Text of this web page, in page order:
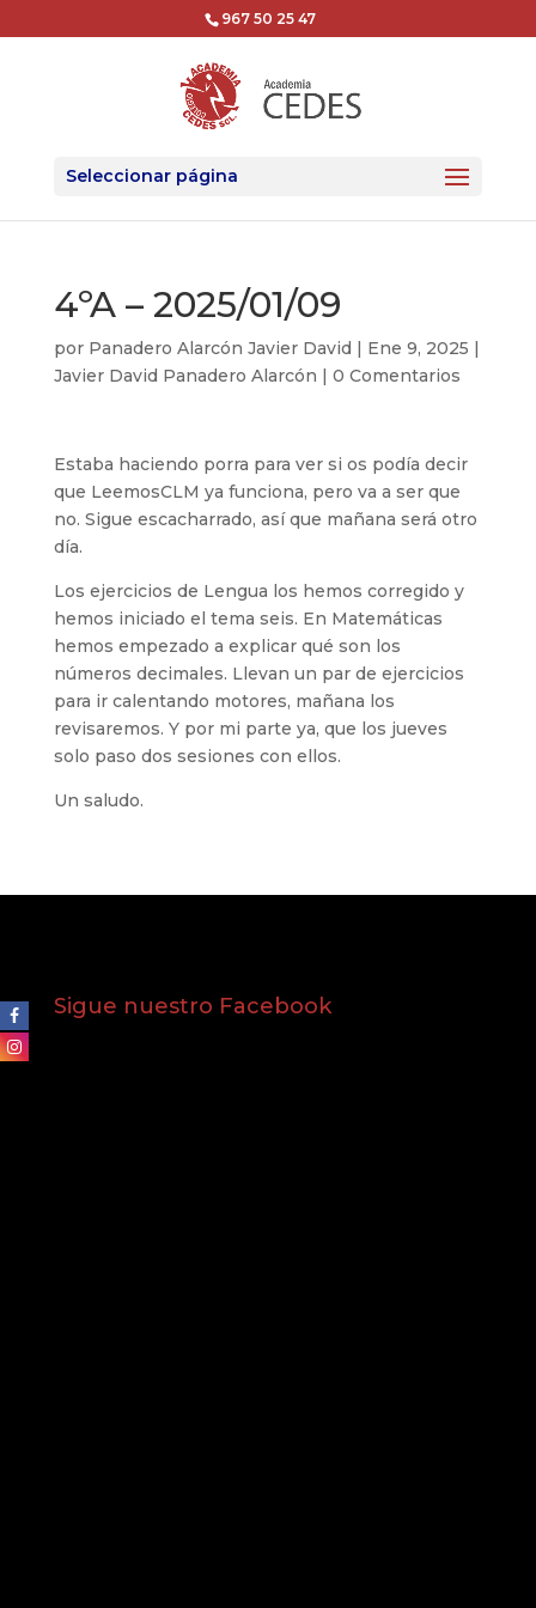
967 50 25 47
Seleccionar página
4ºA – 2025/01/09
por Panadero Alarcón Javier David | Ene 9, 2025 |
Javier David Panadero Alarcón | 0 Comentarios
Estaba haciendo porra para ver si os podía decir
que LeemosCLM ya funciona, pero va a ser que
no. Sigue escacharrado, así que mañana será otro
día.
Los ejercicios de Lengua los hemos corregido y
hemos iniciado el tema seis. En Matemáticas
hemos empezado a explicar qué son los
números decimales. Llevan un par de ejercicios
para ir calentando motores, mañana los
revisaremos. Y por mi parte ya, que los jueves
solo paso dos sesiones con ellos.
Un saludo.
Sigue nuestro Facebook